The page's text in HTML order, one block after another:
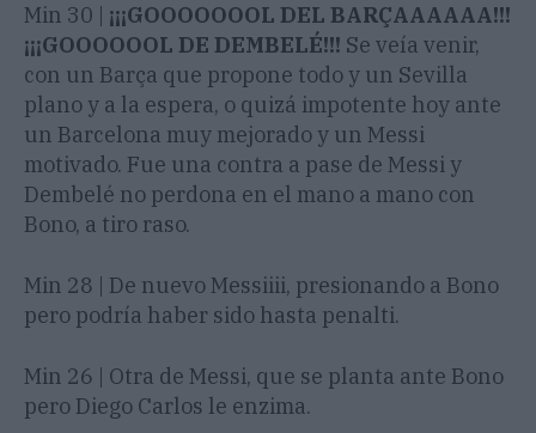
Min 30 | ¡¡¡GOOOOOOOL DEL BARÇAAAAAA!!!
¡¡¡GOOOOOOL DE DEMBELÉ!!! Se veía venir,
con un Barça que propone todo y un Sevilla
plano y a la espera, o quizá impotente hoy ante
un Barcelona muy mejorado y un Messi
motivado. Fue una contra a pase de Messi y
Dembelé no perdona en el mano a mano con
Bono, a tiro raso.
Min 28 | De nuevo Messiiii, presionando a Bono
pero podría haber sido hasta penalti.
Min 26 | Otra de Messi, que se planta ante Bono
pero Diego Carlos le enzima.